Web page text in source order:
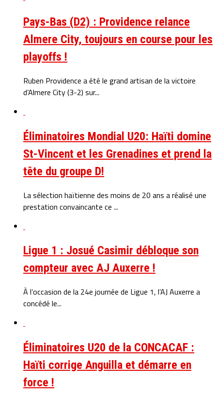
Pays-Bas (D2) : Providence relance
Almere City, toujours en course pour les
playoffs !
Ruben Providence a été le grand artisan de la victoire
d’Almere City (3-2) sur...
Éliminatoires Mondial U20: Haïti domine
St-Vincent et les Grenadines et prend la
tête du groupe D!
La sélection haïtienne des moins de 20 ans a réalisé une
prestation convaincante ce ...
Ligue 1 : Josué Casimir débloque son
compteur avec AJ Auxerre !
À l’occasion de la 24e journée de Ligue 1, l’AJ Auxerre a
concédé le...
Éliminatoires U20 de la CONCACAF :
Haïti corrige Anguilla et démarre en
force !